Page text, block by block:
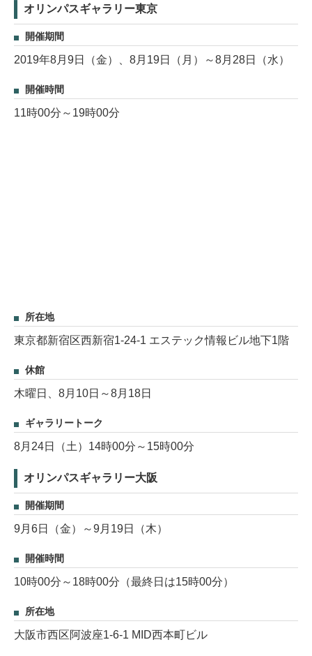
オリンパスギャラリー東京
開催期間
2019年8月9日（金）、8月19日（月）～8月28日（水）
開催時間
11時00分～19時00分
所在地
東京都新宿区西新宿1-24-1 エステック情報ビル地下1階
休館
木曜日、8月10日～8月18日
ギャラリートーク
8月24日（土）14時00分～15時00分
オリンパスギャラリー大阪
開催期間
9月6日（金）～9月19日（木）
開催時間
10時00分～18時00分（最終日は15時00分）
所在地
大阪市西区阿波座1-6-1 MID西本町ビル